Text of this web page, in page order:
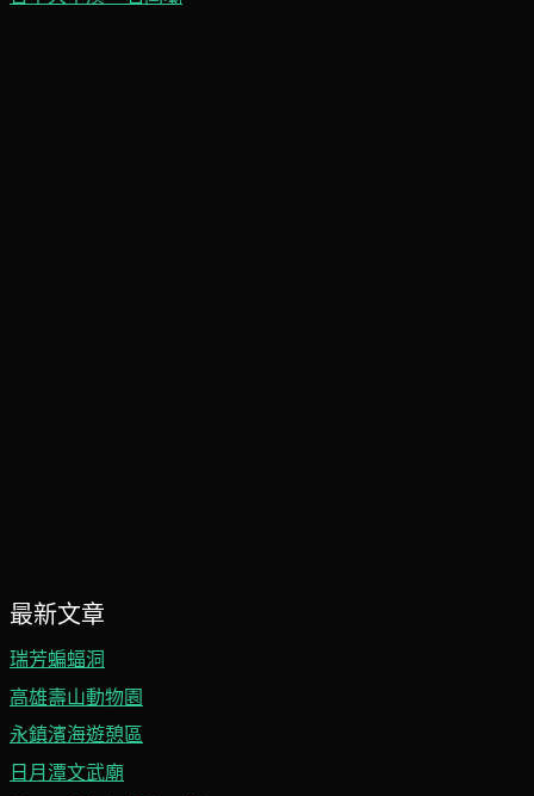
最新文章
瑞芳蝙蝠洞
高雄壽山動物園
永鎮濱海遊憩區
日月潭文武廟